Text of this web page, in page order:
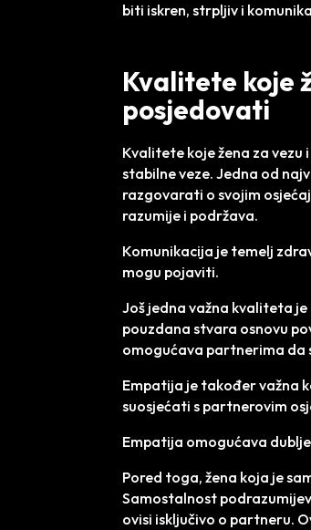
biti iskren, strpljiv i
Kvalitete koje
posjedovati
Kvalitete koje žena za
stabilne veze. Jedna od
razgovarati o svojim
razumije i podržava.
Komunikacija je temelj
mogu pojaviti.
Još jedna važna kvaliteta
pouzdana stvara osnovu
omogućava partnerima da
Empatija je također važna
suosjećati s partnerovim
Empatija omogućava
Pored toga, žena koja je
Samostalnost
ovisi isključivo o partneru.